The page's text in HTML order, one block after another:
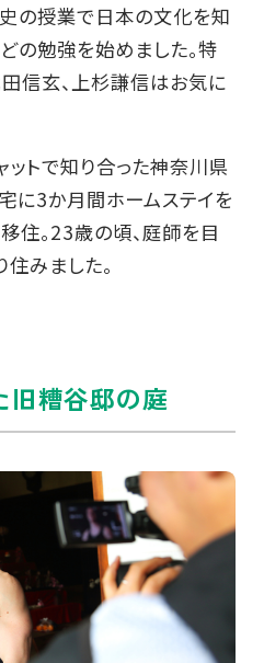
の授業で日本の文化を知
の勉強を始めました。特
信玄、上杉謙信はお気に
ットで知り合った神奈川県
に3か月間ホームステイを
住。23歳の頃、庭師を目
みました。
旧糟谷邸の庭